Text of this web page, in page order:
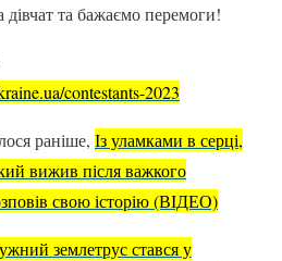
та бажаємо перемоги!
contestants-2023
раніше, Із уламками в серці,
вижив після важкого
свою історію (ВІДЕО)
землетрус стався у